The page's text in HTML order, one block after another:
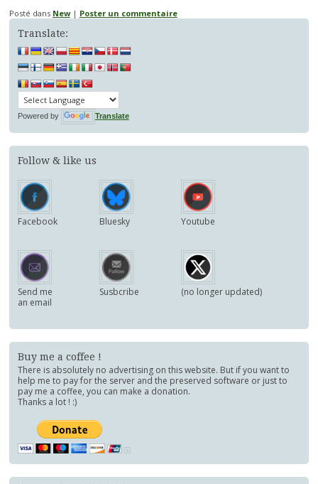
Posté dans New | Poster un commentaire
Translate:
Powered by Translate
Follow & like us
Facebook Bluesky Youtube
Send me
an email
Susbcribe (no longer updated)
Buy me a coffee !
There is absolutely no advertising on this website. But if you want to
help me to pay for the server and the preserved software or just to
pay me a coffee, you can make a donation.
Thanks a lot ! :)